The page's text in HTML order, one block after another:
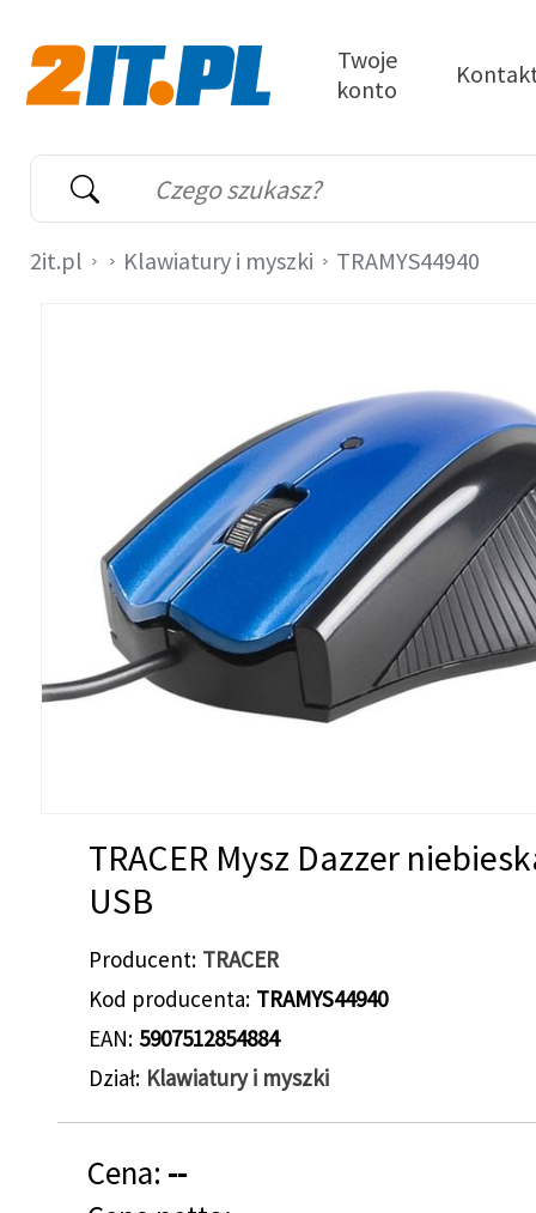
Wyszukiwarka
Słowo kluczowe
Twoje
konto
2it.pl Klawiatury i myszki TRAMYS44940
TRACER Mysz Dazzer
USB
Producent TRACER
Kod producenta TRAMYS44940
EAN 5907512854884
Dział Klawiatury i myszki
Cena: --